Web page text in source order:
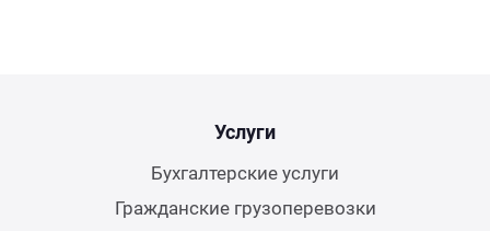
Услуги
Бухгалтерские услуги
Гражданские грузоперевозки